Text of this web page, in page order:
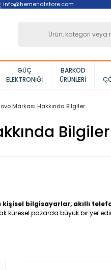
info@hemenalstore.com
GÜÇ
ELEKTRONIĞI
BARKOD
ÜRÜNLERI
Markası Hakkında Bilgiler
Bilgiler
kişisel bilgisayarlar, akıllı
küresel pazarda büyük bir yer